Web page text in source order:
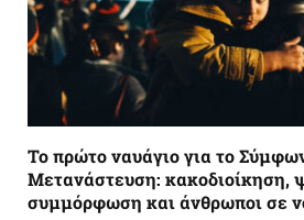
Το πρώτο ναυάγιο για το
Μετανάστευση: κακοδιοίκηση,
συμμόρφωση και άνθρωποι σε